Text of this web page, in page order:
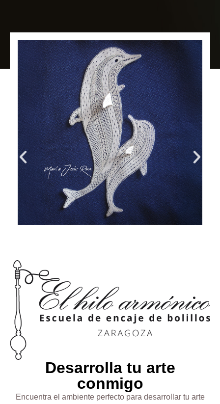
Desarrolla tu arte
conmigo
Encuentra el ambiente perfecto para desarrollar tu arte